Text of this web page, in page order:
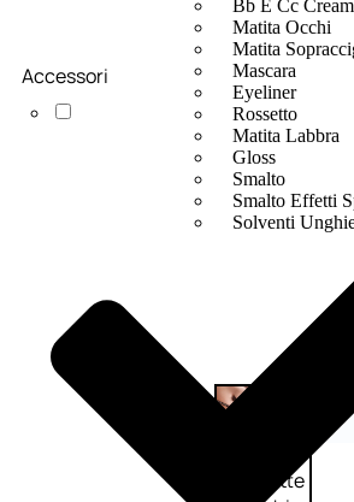
Bb E Cc Cream
Matita Occhi
Matita
Mascara
Eyeliner
Rossetto
Matita Labbra
Gloss
Smalto
Smalto Effetti
Solventi
Palette
Accessori